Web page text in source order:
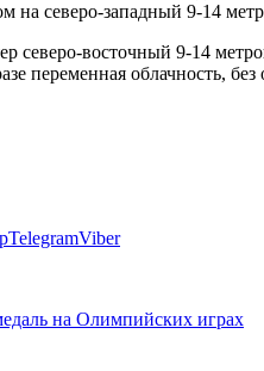
на северо-западный 9-14
северо-восточный 9-14
переменная облачность,
TelegramViber
на Олимпийских играх